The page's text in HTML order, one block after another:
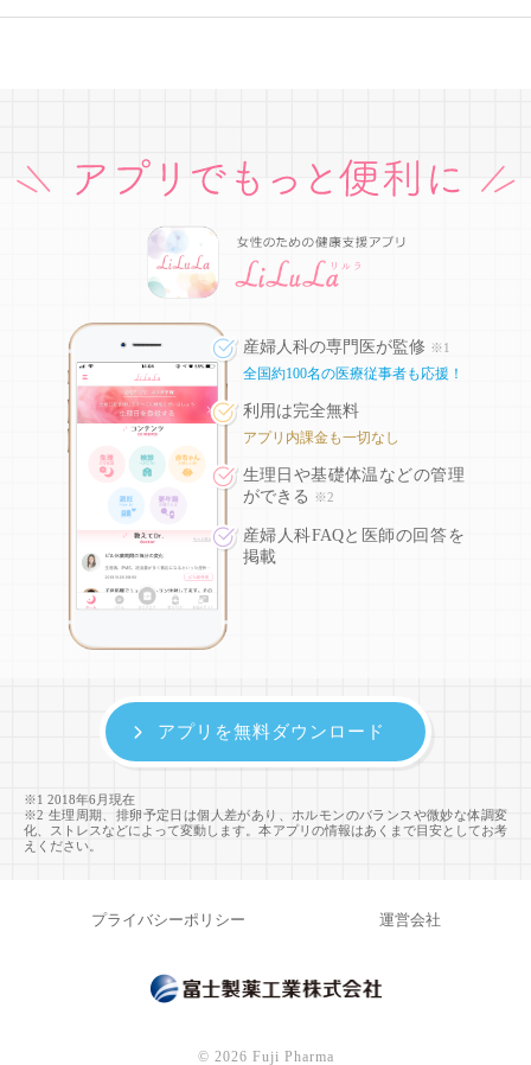
産婦人科の専門医が監修 ※1
全国約100名の医療従事者も応援！
利用は完全無料
アプリ内課金も一切なし
生理日や基礎体温などの管理
ができる
※2
産婦人科FAQと医師の回答を
掲載
※1 2018年6月現在
※2 生理周期、排卵予定日は個人差があり、ホルモンのバランスや微妙な体調変
化、ストレスなどによって変動します。本アプリの情報はあくまで目安としてお考
えください。
アプリを無料ダウンロード
プライバシーポリシー 運営会社
© 2026 Fuji Pharma